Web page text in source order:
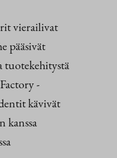
vierailivat
pääsivät
tuotekehitystä
-
kävivät
kanssa